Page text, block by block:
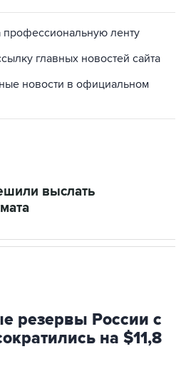
профессиональную ленту
главных новостей сайта
новости в официальном
выслать
резервы России с
на $11,8